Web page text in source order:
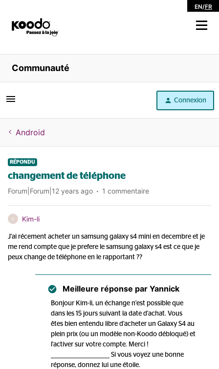
EN/FR
Magasiner
Libre service
Aide
Communauté
Connexion
Android
RÉPONDU
changement de téléphone
Forum|Forum|12 years ago 1 commentaire
K Kim-li
J'ai récement acheter un samsung galaxy s4 mini en decembre et je
me rend compte que je prefere le samsung galaxy s4 est ce que je
peux change de téléphone en le rapportant ??
Meilleure réponse par Yannick
Bonjour Kim-li, un échange n'est possible que
dans les 15 jours suivant la date d'achat. Vous
êtes bien entendu libre d'acheter un Galaxy S4 au
plein prix (ou un modèle non-Koodo débloqué) et
l'activer sur votre compte. Merci !
________________________ Si vous voyez une bonne
réponse, donnez lui une étoile.